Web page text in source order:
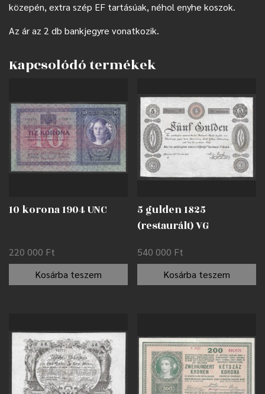
közepén, extra szép EF tartásúak, néhol enyhe koszok.
Az ár az 2 db bankjegyre vonatkozik.
Kapcsolódó termékek
10 korona 1904 UNC
220 000 Ft
Kosárba teszem
5 gulden 1825
(restaurált) VG
540 000 Ft
Kosárba teszem